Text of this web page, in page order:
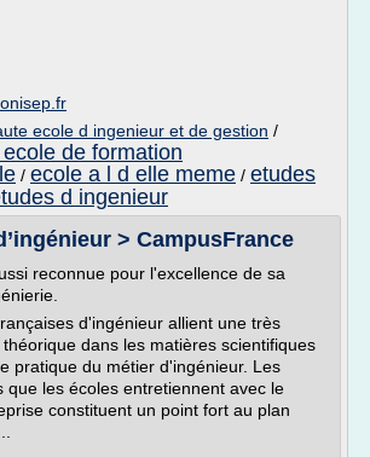
ecole d ingenieur et de gestion /
de formation
/ ecole a l d elle meme / etudes
d ingenieur
> CampusFrance
reconnue pour l'excellence de sa
d'ingénieur allient une très
dans les matières scientifiques
pratique du métier d'ingénieur. Les
que les écoles entretiennent avec le
constituent un point fort au plan